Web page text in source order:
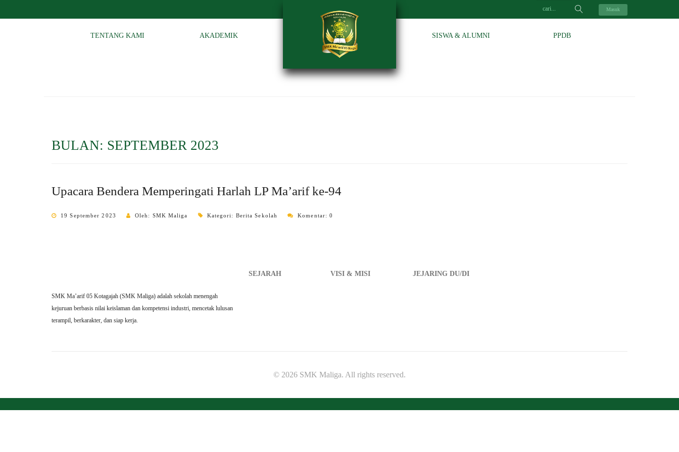
Masuk
TENTANG KAMI AKADEMIK SISWA & ALUMNI PPDB
BULAN: SEPTEMBER 2023
Upacara Bendera Memperingati Harlah LP Ma’arif ke-94
19 September 2023 Oleh: SMK Maliga Kategori: Berita Sekolah Komentar: 0
SMK Ma’arif 05 Kotagajah (SMK Maliga) adalah sekolah menengah
kejuruan berbasis nilai keislaman dan kompetensi industri, mencetak lulusan
terampil, berkarakter, dan siap kerja.
SEJARAH VISI & MISI JEJARING DU/DI
© 2026 SMK Maliga. All rights reserved.